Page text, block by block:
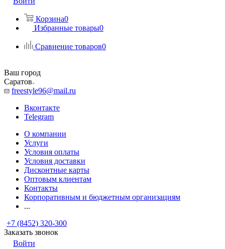
Корзина0
Избранные товары0
Сравнение товаров0
Ваш город
Саратов
freestyle96@mail.ru
Вконтакте
Telegram
О компании
Услуги
Условия оплаты
Условия доставки
Дисконтные карты
Оптовым клиентам
Контакты
Корпоративным и бюджетным организациям
...
+7 (8452) 320-300
Заказать звонок
Войти